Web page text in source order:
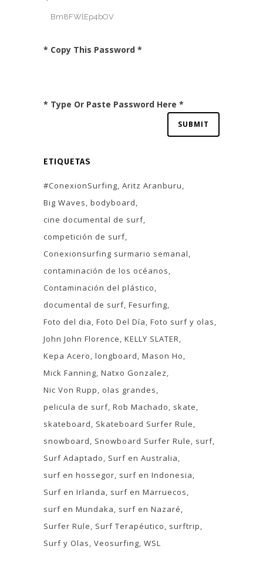
* Copy This Password *
* Type Or Paste Password Here *
ETIQUETAS
#ConexionSurfing Aritz Aranburu
Big Waves bodyboard
cine documental de surf
competición de surf
Conexionsurfing surmario semanal
contaminación de los océanos
Contaminación del plástico
documental de surf Fesurfing
Foto del dia Foto Del Día Foto surf y olas
John John Florence KELLY SLATER
Kepa Acero longboard Mason Ho
Mick Fanning Natxo Gonzalez
Nic Von Rupp
olas grandes
pelicula de surf Rob Machado
skate
skateboard
Skateboard Surfer Rule
snowboard
Snowboard Surfer Rule
surf
Surf Adaptado
Surf en Australia
surf en hossegor surf en Indonesia
Surf en Irlanda
surf en Marruecos
surf en Mundaka
surf en Nazaré
Surfer Rule
Surf Terapéutico
surftrip
Surf y Olas Veosurfing WSL